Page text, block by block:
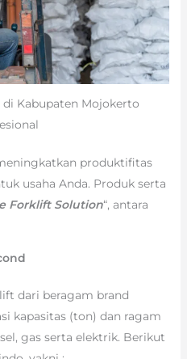
Kabupaten Mojokerto
produktifitas
usaha Anda. Produk serta
Forklift Solution“, antara
dari beragam brand
kapasitas (ton) dan ragam
gas serta elektrik. Berikut